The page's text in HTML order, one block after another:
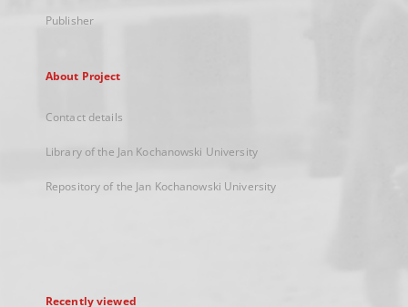
Publisher
About Project
Contact details
Library of the Jan Kochanowski University
Repository of the Jan Kochanowski University
Recently viewed